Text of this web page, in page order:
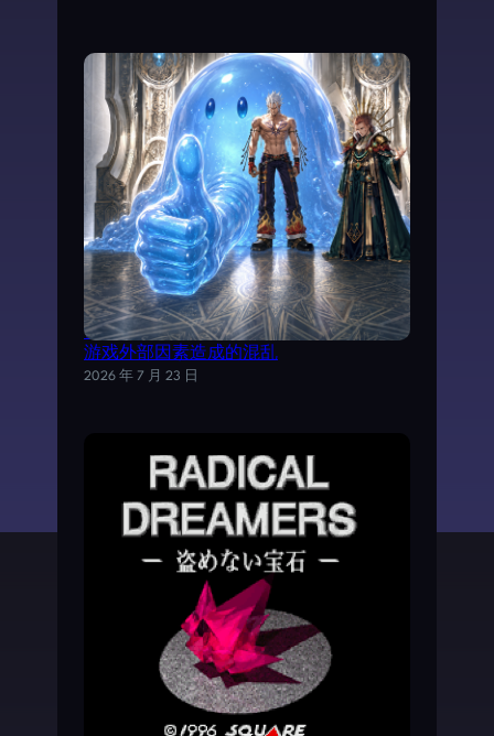
试以AI分析《魔力宝贝》日文剧情，理清
游戏外部因素造成的混乱
2026 年 7 月 23 日